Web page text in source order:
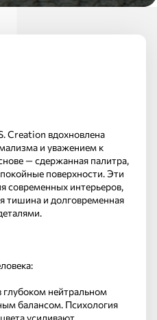
Creation вдохновлена
и уважением к
— сдержанная палитра,
поверхности. Эти
современных интерьеров,
тишина и долговременная
нейтральном
балансом. Психология
усиливают